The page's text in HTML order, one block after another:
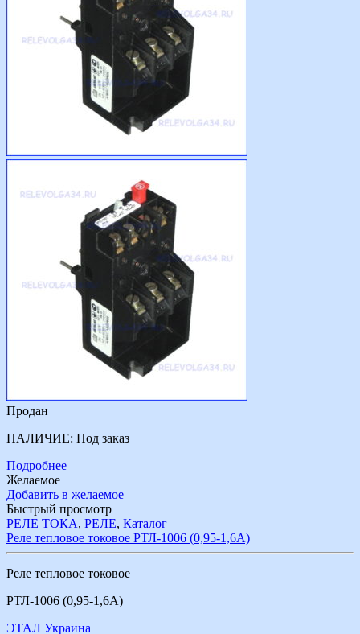
Продан
НАЛИЧИЕ: Под заказ
Подробнее
Желаемое
Добавить в желаемое
Быстрый просмотр
РЕЛЕ ТОКА, РЕЛЕ, Каталог
Реле тепловое токовое РТЛ-1006 (0,95-1,6А)
Реле тепловое токовое
РТЛ-1006 (0,95-1,6А)
ЭТАЛ Украина